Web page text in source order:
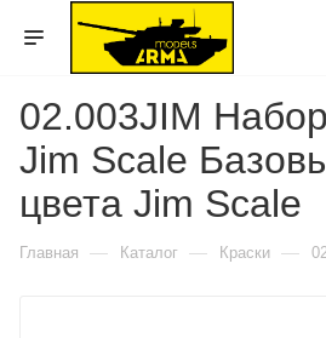
02.003JIM
Jim Scale
цвета Jim Scale
Главная — Каталог — Краски —